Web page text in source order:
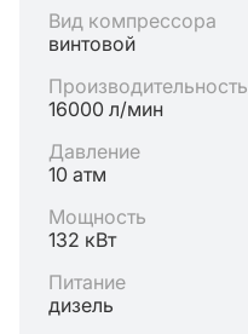
Вид компрессора
винтовой
Производительность
16000 л/мин
Давление
10 атм
Мощность
132 кВт
Питание
дизель